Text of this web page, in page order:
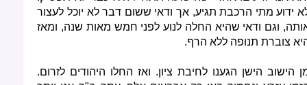
ידוע מתי הרכבת תגיע, אך ודאי ששום דבר לא יוכל לעצור
וגם ודאי שהיא החלה לנוע לפני חמש מאות שנה, ומאז
צוברת תנופה ללא הרף.
הישוב הישן הגענו לחיבת ציון. ואז החלו היהודים לזרום.